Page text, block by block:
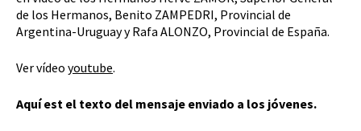
de los Hermanos, Benito ZAMPEDRI, Provincial de
Argentina-Uruguay y Rafa ALONZO, Provincial de España.
Ver vídeo youtube.
Aquí est el texto del mensaje enviado a los jóvenes.